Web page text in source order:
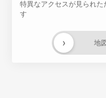
特異なアクセスが見られ
す
地
›